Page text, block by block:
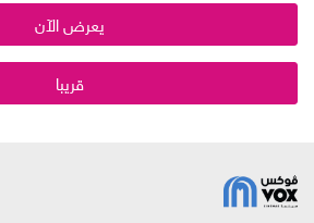
يعرض الآن
قريبا